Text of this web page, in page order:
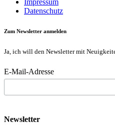
Datenschutz
Zum Newsletter anmelden
Ja, ich will den Newsletter mit
E-Mail-Adresse
Newsletter